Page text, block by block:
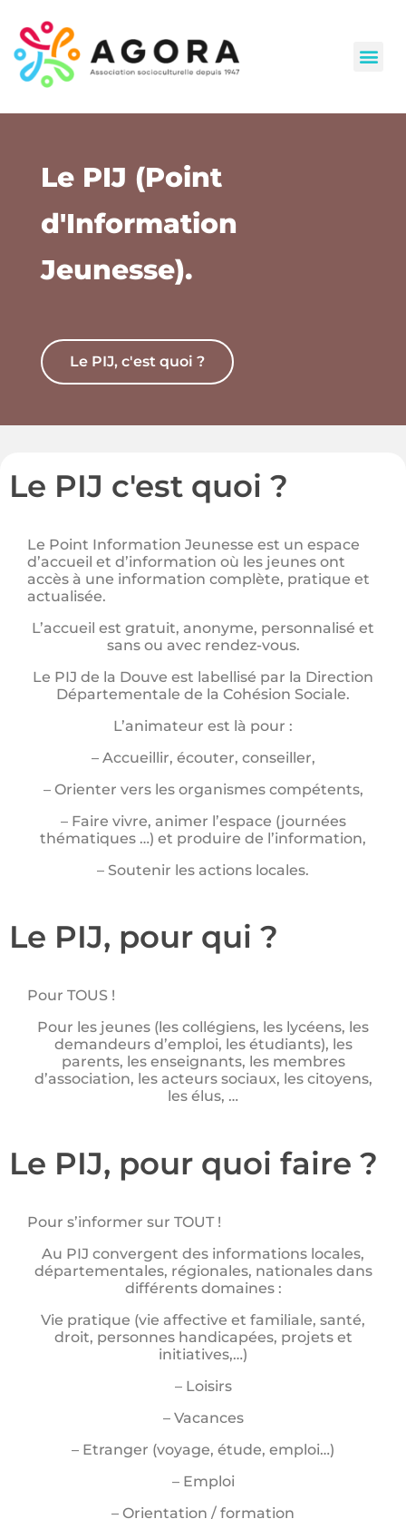
Le PIJ (Point
d'Information
Jeunesse).
Le PIJ, c'est quoi ?
Le PIJ c'est quoi ?
Le Point Information Jeunesse est un espace
d’accueil et d’information où les jeunes ont
accès à une information complète, pratique et
actualisée.
L’accueil est gratuit, anonyme, personnalisé et
sans ou avec rendez-vous.
Le PIJ de la Douve est labellisé par la Direction
Départementale de la Cohésion Sociale.
L’animateur est là pour :
– Accueillir, écouter, conseiller,
– Orienter vers les organismes compétents,
– Faire vivre, animer l’espace (journées
thématiques …) et produire de l’information,
– Soutenir les actions locales.
Le PIJ, pour qui ?
Pour TOUS !
Pour les jeunes (les collégiens, les lycéens, les
demandeurs d’emploi, les étudiants), les
parents, les enseignants, les membres
d’association, les acteurs sociaux, les citoyens,
les élus, …
Le PIJ, pour quoi faire ?
Pour s’informer sur TOUT !
Au PIJ convergent des informations locales,
départementales, régionales, nationales dans
différents domaines :
Vie pratique (vie affective et familiale, santé,
droit, personnes handicapées, projets et
initiatives,…)
– Loisirs
– Vacances
– Etranger (voyage, étude, emploi…)
– Emploi
– Orientation / formation